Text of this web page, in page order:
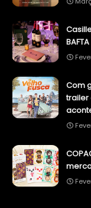
BAFTA
Com
trailer